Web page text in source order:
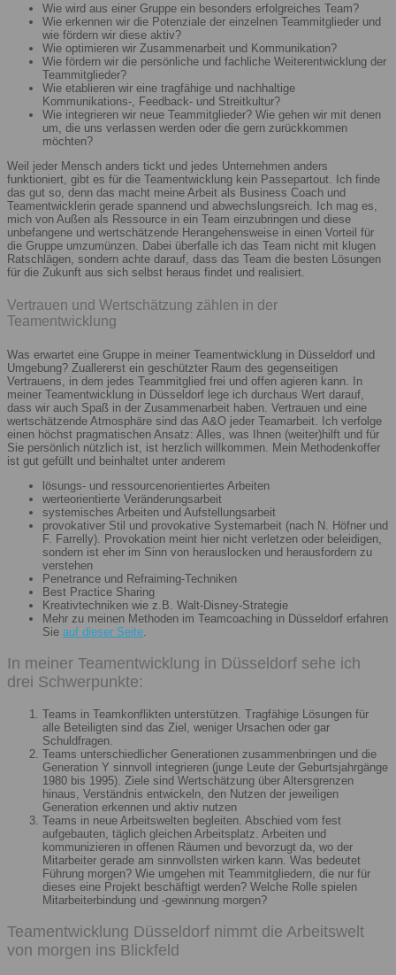
Wie wird aus einer Gruppe ein besonders erfolgreiches Team?
Wie erkennen wir die Potenziale der einzelnen Teammitglieder und
wie fördern wir diese aktiv?
Wie optimieren wir Zusammenarbeit und Kommunikation?
Wie fördern wir die persönliche und fachliche Weiterentwicklung der
Teammitglieder?
Wie etablieren wir eine tragfähige und nachhaltige
Kommunikations-, Feedback- und Streitkultur?
Wie integrieren wir neue Teammitglieder? Wie gehen wir mit denen
um, die uns verlassen werden oder die gern zurückkommen
möchten?
Weil jeder Mensch anders tickt und jedes Unternehmen anders
funktioniert, gibt es für die Teamentwicklung kein Passepartout. Ich finde
das gut so, denn das macht meine Arbeit als Business Coach und
Teamentwicklerin gerade spannend und abwechslungsreich. Ich mag es,
mich von Außen als Ressource in ein Team einzubringen und diese
unbefangene und wertschätzende Herangehensweise in einen Vorteil für
die Gruppe umzumünzen. Dabei überfalle ich das Team nicht mit klugen
Ratschlägen, sondern achte darauf, dass das Team die besten Lösungen
für die Zukunft aus sich selbst heraus findet und realisiert.
Vertrauen und Wertschätzung zählen in der
Teamentwicklung
Was erwartet eine Gruppe in meiner Teamentwicklung in Düsseldorf und
Umgebung? Zuallererst ein geschützter Raum des gegenseitigen
Vertrauens, in dem jedes Teammitglied frei und offen agieren kann. In
meiner Teamentwicklung in Düsseldorf lege ich durchaus Wert darauf,
dass wir auch Spaß in der Zusammenarbeit haben. Vertrauen und eine
wertschätzende Atmosphäre sind das A&O jeder Teamarbeit. Ich verfolge
einen höchst pragmatischen Ansatz: Alles, was Ihnen (weiter)hilft und für
Sie persönlich nützlich ist, ist herzlich willkommen. Mein Methodenkoffer
ist gut gefüllt und beinhaltet unter anderem
lösungs- und ressourcenorientiertes Arbeiten
werteorientierte Veränderungsarbeit
systemisches Arbeiten und Aufstellungsarbeit
provokativer Stil und provokative Systemarbeit (nach N. Höfner und
F. Farrelly). Provokation meint hier nicht verletzen oder beleidigen,
sondern ist eher im Sinn von herauslocken und herausfordern zu
verstehen
Penetrance und Refraiming-Techniken
Best Practice Sharing
Kreativtechniken wie z.B. Walt-Disney-Strategie
Mehr zu meinen Methoden im Teamcoaching in Düsseldorf erfahren
Sie auf dieser Seite.
In meiner Teamentwicklung in Düsseldorf sehe ich
drei Schwerpunkte:
Teams in Teamkonflikten unterstützen. Tragfähige Lösungen für
alle Beteiligten sind das Ziel, weniger Ursachen oder gar
Schuldfragen.
Teams unterschiedlicher Generationen zusammenbringen und die
Generation Y sinnvoll integrieren (junge Leute der Geburtsjahrgänge
1980 bis 1995). Ziele sind Wertschätzung über Altersgrenzen
hinaus, Verständnis entwickeln, den Nutzen der jeweiligen
Generation erkennen und aktiv nutzen
Teams in neue Arbeitswelten begleiten. Abschied vom fest
aufgebauten, täglich gleichen Arbeitsplatz. Arbeiten und
kommunizieren in offenen Räumen und bevorzugt da, wo der
Mitarbeiter gerade am sinnvollsten wirken kann. Was bedeutet
Führung morgen? Wie umgehen mit Teammitgliedern, die nur für
dieses eine Projekt beschäftigt werden? Welche Rolle spielen
Mitarbeiterbindung und -gewinnung morgen?
Teamentwicklung Düsseldorf nimmt die Arbeitswelt
von morgen ins Blickfeld